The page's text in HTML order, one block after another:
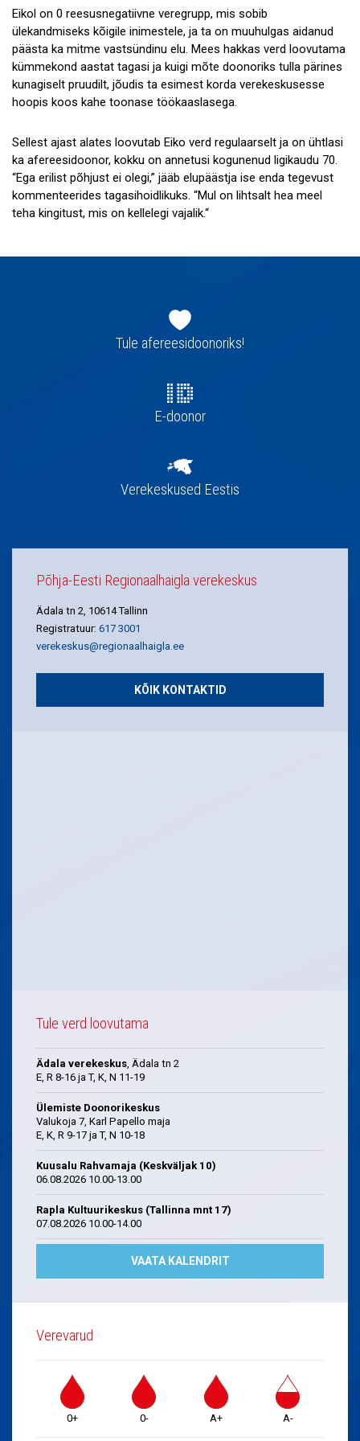
Eikol on 0 reesusnegatiivne veregrupp, mis sobib
ülekandmiseks kõigile inimestele, ja ta on muuhulgas aidanud
päästa ka mitme vastsündinu elu. Mees hakkas verd loovutama
kümmekond aastat tagasi ja kuigi mõte doonoriks tulla pärines
kunagiselt pruudilt, jõudis ta esimest korda verekeskusesse
hoopis koos kahe toonase töökaaslasega.
Sellest ajast alates loovutab Eiko verd regulaarselt ja on ühtlasi
ka afereesidoonor, kokku on annetusi kogunenud ligikaudu 70.
“Ega erilist põhjust ei olegi,” jääb elupäästja ise enda tegevust
kommenteerides tagasihoidlikuks. “Mul on lihtsalt hea meel
teha kingitust, mis on kellelegi vajalik.“
navigatsioonTule afereesidoonoriks!
E-doonor
Verekeskused Eestis
Põhja-Eesti Regionaalhaigla verekeskus
Ädala tn 2, 10614 Tallinn
Registratuur: 617 3001
verekeskus@regionaalhaigla.ee
KÕIK KONTAKTID
Tule verd loovutama
Ädala verekeskus , Ädala tn 2
E, R 8-16 ja T, K, N 11-19
Ülemiste Doonorikeskus
Valukoja 7, Karl Papello maja
E, K, R 9-17 ja T, N 10-18
Kuusalu Rahvamaja (Keskväljak 10)
06.08.2026 10.00-13.00
Rapla Kultuurikeskus (Tallinna mnt 17)
07.08.2026 10.00-14.00
VAATA KALENDRIT
Verevarud
0+ 0- A+ A-